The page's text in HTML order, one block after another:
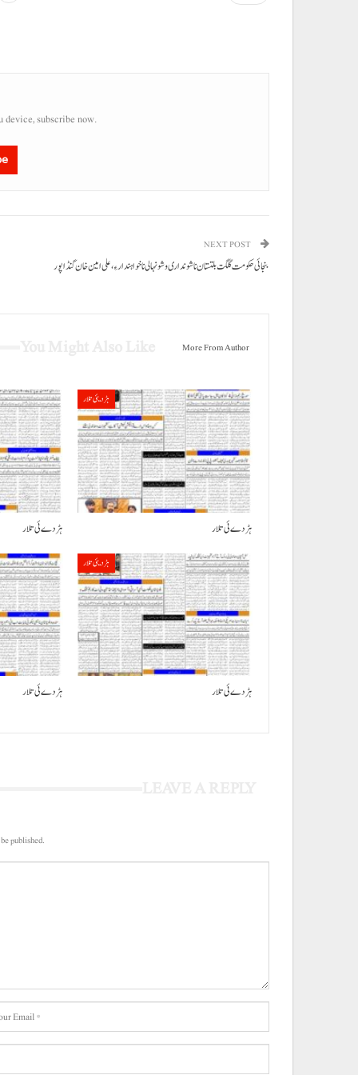
subscribe now.
NEXT POST
بنجائی حکومت گلگت بلتستان نا شونداری و شونہالی نا خواہندار ءِ، علی امین خان گنڈاپور
More From Author
ہڑدے ئی تلار
ہڑدیئی تلار
ہڑدے ئی تلار
ہڑدے ئی تلار
ہڑدیئی تلار
ہڑدے ئی تلار
published.